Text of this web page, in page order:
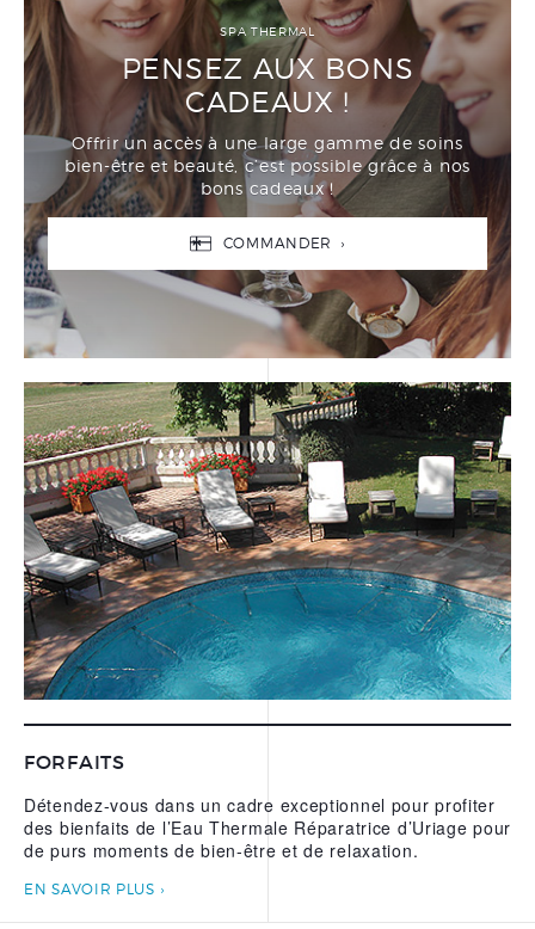
SPA THERMAL
PENSEZ AUX BONS
CADEAUX !
Offrir un accès à une large gamme de soins
bien-être et beauté, c’est possible grâce à nos
bons cadeaux !
COMMANDER ›
FORFAITS
Détendez-vous dans un cadre exceptionnel pour profiter
des bienfaits de l’Eau Thermale Réparatrice d’Uriage pour
de purs moments de bien-être et de relaxation.
EN SAVOIR PLUS